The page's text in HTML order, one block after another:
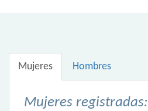
Mujeres Hombres
Mujeres registradas: